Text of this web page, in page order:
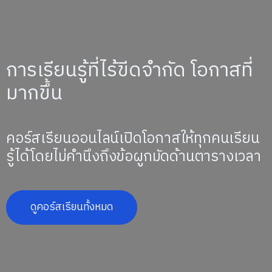
การเรียนรู้ที่ไร้ขีดจำกัด โอกาสที่
มากขึ้น
คอร์สเรียนออนไลน์เปิดโอกาสให้ทุกคนเรียน
รู้ได้โดยไม่คำนึงถึงข้อผูกมัดด้านตารางเวลา
ดูคอร์สเรียนทั้งหมด